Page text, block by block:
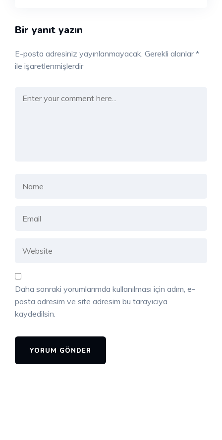
Bir yanıt yazın
E-posta adresiniz yayınlanmayacak. Gerekli alanlar*
ile işaretlenmişlerdir
Daha sonraki yorumlarımda kullanılması için adım, e-
posta adresim ve site adresim bu tarayıcıya
kaydedilsin.